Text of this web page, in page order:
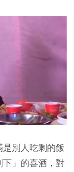
別人吃剩的飯
」的喜酒，對